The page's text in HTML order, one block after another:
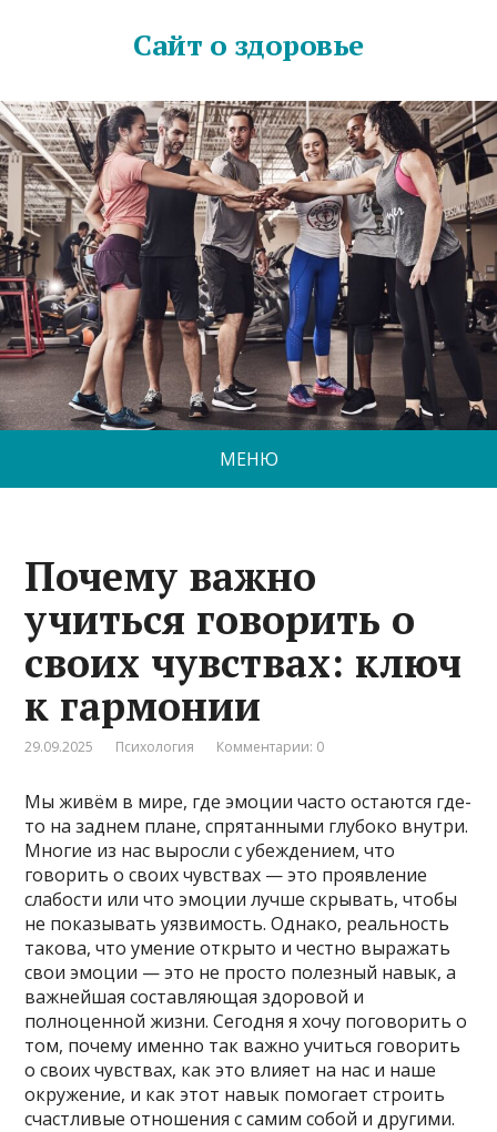
Сайт о здоровье
МЕНЮ
Почему важно
учиться говорить о
своих чувствах: ключ
к гармонии
29.09.2025 Психология Комментарии: 0
Мы живём в мире, где эмоции часто остаются где-
то на заднем плане, спрятанными глубоко внутри.
Многие из нас выросли с убеждением, что
говорить о своих чувствах — это проявление
слабости или что эмоции лучше скрывать, чтобы
не показывать уязвимость. Однако, реальность
такова, что умение открыто и честно выражать
свои эмоции — это не просто полезный навык, а
важнейшая составляющая здоровой и
полноценной жизни. Сегодня я хочу поговорить о
том, почему именно так важно учиться говорить
о своих чувствах, как это влияет на нас и наше
окружение, и как этот навык помогает строить
счастливые отношения с самим собой и другими.